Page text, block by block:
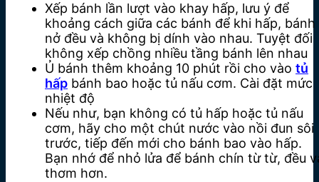
Xếp bánh lần lượt vào khay hấp, lưu ý để
khoảng cách giữa các bánh để khi hấp, bánh
nở đều và không bị dính vào nhau. Tuyệt đối
không xếp chồng nhiều tầng bánh lên nhau
Ủ bánh thêm khoảng 10 phút rồi cho vào tủ
hấp bánh bao hoặc tủ nấu cơm. Cài đặt mức
nhiệt độ
Nếu như, bạn không có tủ hấp hoặc tủ nấu
cơm, hãy cho một chút nước vào nồi đun sôi
trước, tiếp đến mới cho bánh bao vào hấp.
Bạn nhớ để nhỏ lửa để bánh chín từ từ, đều
thơm hơn.